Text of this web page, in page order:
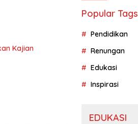
Kajian
Popular Tags
Pendidikan
Renungan
Edukasi
Inspirasi
EDUKASI